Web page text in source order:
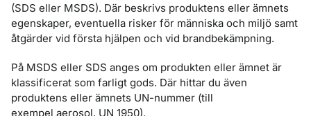
(SDS eller MSDS). Där beskrivs produktens eller ämnets
egenskaper, eventuella risker för människa och miljö samt
åtgärder vid första hjälpen och vid brandbekämpning.
På MSDS eller SDS anges om produkten eller ämnet är
klassificerat som farligt gods. Där hittar du även
produktens eller ämnets UN-nummer (till
exempel aerosol, UN 1950).